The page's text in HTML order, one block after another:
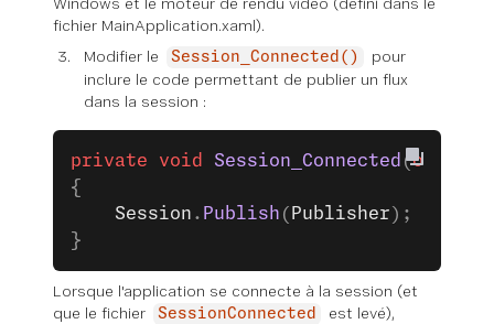
fichier MainApplication.xaml).
Modifier le
Session_Connected()
pour
inclure le code permettant de publier un flux
dans la session :
private void Session_Connected (object
{
    Session
. Publish ( Publisher );
}
Lorsque l'application se connecte à la session (et
que le fichier
SessionConnected
est levé),